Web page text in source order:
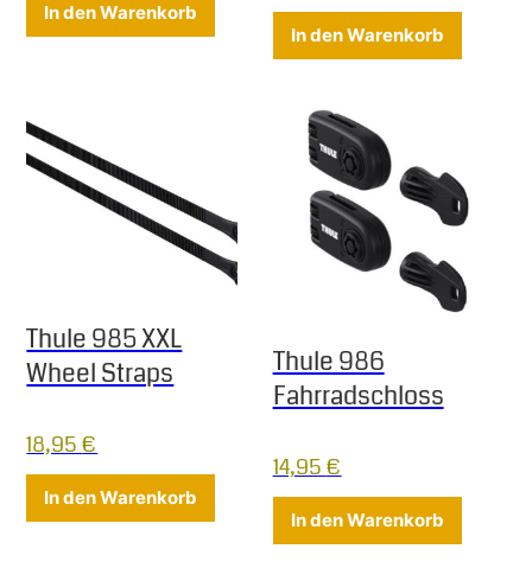
In den Warenkorb
In den Warenkorb
Thule 985 XXL
Wheel Straps
18,95€
In den Warenkorb
Thule 986
Fahrradschloss
14,95€
In den Warenkorb